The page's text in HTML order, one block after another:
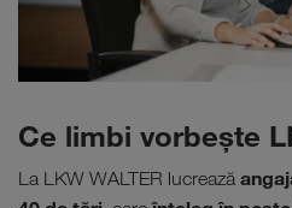
Ce limbi vorbeşte
La LKW WALTER lucrează